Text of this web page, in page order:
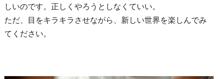
しいのです。正しくやろうとしなくていい。
ただ、目をキラキラさせながら、新しい世界を楽しんでみ
てください。